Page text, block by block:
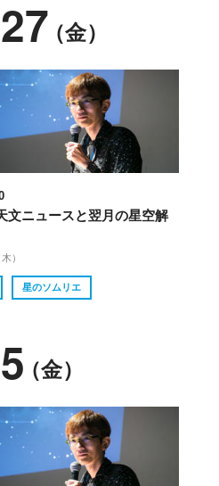
（金）
文ニュースと翌月の星空解
）
星のソムリエ
（金）